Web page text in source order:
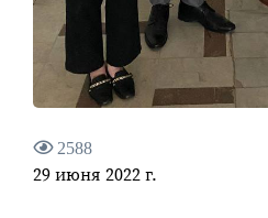
2588
29 июня 2022 г.